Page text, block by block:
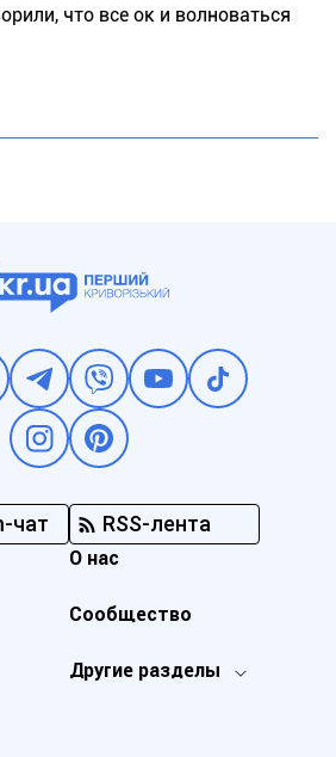
что все ок и волноваться
чат RSS-лента
Другие разделы
О нас
Сообщество